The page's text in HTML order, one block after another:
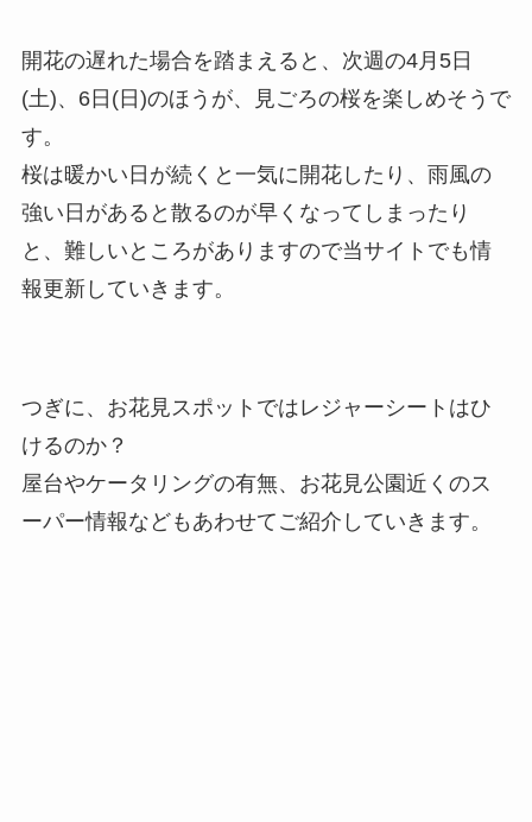
開花の遅れた場合を踏まえると、次週の4月5日
(土)、6日(日)のほうが、見ごろの桜を楽しめそうで
す。
桜は暖かい日が続くと一気に開花したり、雨風の
強い日があると散るのが早くなってしまったり
と、難しいところがありますので当サイトでも情
報更新していきます。
つぎに、お花見スポットではレジャーシートはひ
けるのか？
屋台やケータリングの有無、お花見公園近くのス
ーパー情報などもあわせてご紹介していきます。